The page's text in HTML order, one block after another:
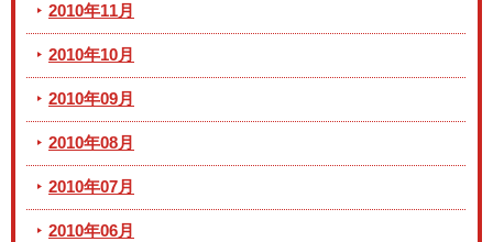
2010年11月
2010年10月
2010年09月
2010年08月
2010年07月
2010年06月